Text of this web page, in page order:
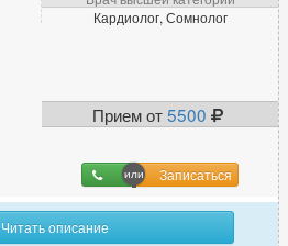
Кардиолог, Сомнолог
Прием от5500
Записаться
Читать описание